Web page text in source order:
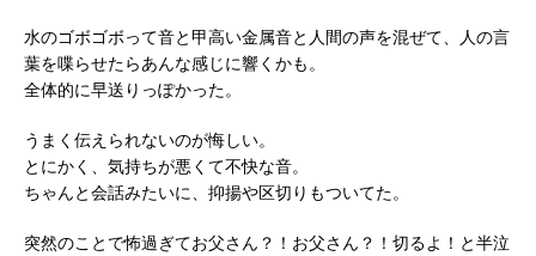
水のゴボゴボって音と甲高い金属音と人間の声を混ぜて、人の言
葉を喋らせたらあんな感じに響くかも。
全体的に早送りっぽかった。
うまく伝えられないのが悔しい。
とにかく、気持ちが悪くて不快な音。
ちゃんと会話みたいに、抑揚や区切りもついてた。
突然のことで怖過ぎてお父さん？！お父さん？！切るよ！と半泣